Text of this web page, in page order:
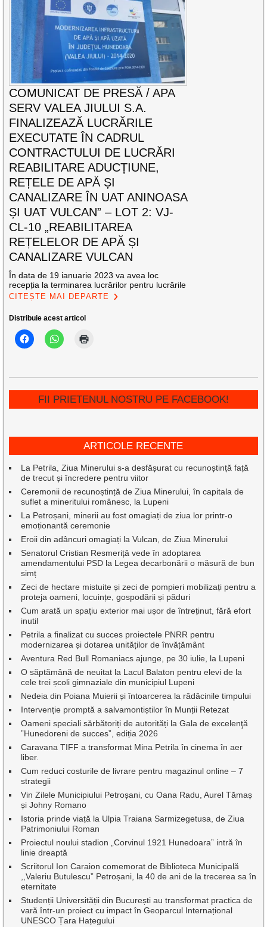
COMUNICAT DE PRESĂ / APA
SERV VALEA JIULUI S.A.
FINALIZEAZĂ LUCRĂRILE
EXECUTATE ÎN CADRUL
CONTRACTULUI DE LUCRĂRI
REABILITARE ADUCȚIUNE,
REȚELE DE APĂ ȘI
CANALIZARE ÎN UAT ANINOASA
ȘI UAT VULCAN” – LOT 2: VJ-
CL-10 „REABILITAREA
REȚELELOR DE APĂ ȘI
CANALIZARE VULCAN
În data de 19 ianuarie 2023 va avea loc
recepția la terminarea lucrărilor pentru lucrările
CITEȘTE MAI DEPARTE
Distribuie acest articol
FII PRIETENUL NOSTRU PE FACEBOOK!
ARTICOLE RECENTE
La Petrila, Ziua Minerului s-a desfășurat cu recunoștință față
de trecut și încredere pentru viitor
Ceremonii de recunoștință de Ziua Minerului, în capitala de
suflet a mineritului românesc, la Lupeni
La Petroșani, minerii au fost omagiați de ziua lor printr-o
emoționantă ceremonie
Eroii din adâncuri omagiați la Vulcan, de Ziua Minerului
Senatorul Cristian Resmeriță vede în adoptarea
amendamentului PSD la Legea decarbonării o măsură de bun
simț
Zeci de hectare mistuite și zeci de pompieri mobilizați pentru a
proteja oameni, locuințe, gospodării și păduri
Cum arată un spațiu exterior mai ușor de întreținut, fără efort
inutil
Petrila a finalizat cu succes proiectele PNRR pentru
modernizarea și dotarea unităților de învățământ
Aventura Red Bull Romaniacs ajunge, pe 30 iulie, la Lupeni
O săptămână de neuitat la Lacul Balaton pentru elevi de la
cele trei școli gimnaziale din municipiul Lupeni
Nedeia din Poiana Muierii și întoarcerea la rădăcinile timpului
Intervenție promptă a salvamontiștilor în Munții Retezat
Oameni speciali sărbătoriți de autorități la Gala de excelenţă
”Hunedoreni de succes”, ediția 2026
Caravana TIFF a transformat Mina Petrila în cinema în aer
liber.
Cum reduci costurile de livrare pentru magazinul online – 7
strategii
Vin Zilele Municipiului Petroșani, cu Oana Radu, Aurel Tămaș
și Johny Romano
Istoria prinde viață la Ulpia Traiana Sarmizegetusa, de Ziua
Patrimoniului Roman
Proiectul noului stadion „Corvinul 1921 Hunedoara” intră în
linie dreaptă
Scriitorul Ion Caraion comemorat de Biblioteca Municipală
,,Valeriu Butulescu” Petroșani, la 40 de ani de la trecerea sa în
eternitate
Studenții Universității din București au transformat practica de
vară într-un proiect cu impact în Geoparcul Internațional
UNESCO Țara Hațegului